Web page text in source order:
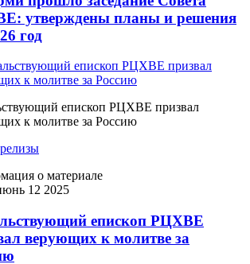
утверждены планы и решения
год
епископ РЦХВЕ призвал
к молитве за Россию
о материале
12 2025
епископ РЦХВЕ
верующих к молитве за